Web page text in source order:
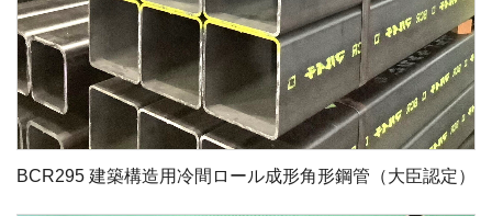
BCR295 建築構造用冷間ロール成形角形鋼管（大臣認定）